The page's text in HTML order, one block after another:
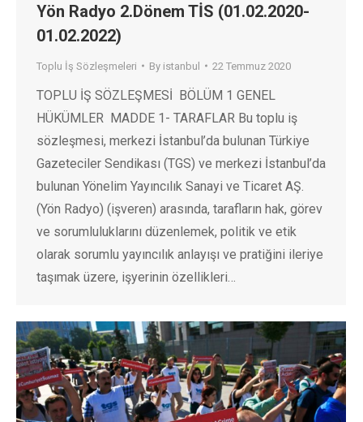
Yön Radyo 2.Dönem TİS (01.02.2020-
01.02.2022)
Toplu İş Sözleşmeleri By istanbul 22 Temmuz 2020
TOPLU İŞ SÖZLEŞMESİ BÖLÜM 1 GENEL
HÜKÜMLER MADDE 1- TARAFLAR Bu toplu iş
sözleşmesi, merkezi İstanbul’da bulunan Türkiye
Gazeteciler Sendikası (TGS) ve merkezi İstanbul’da
bulunan Yönelim Yayıncılık Sanayi ve Ticaret AŞ.
(Yön Radyo) (işveren) arasında, tarafların hak, görev
ve sorumluluklarını düzenlemek, politik ve etik
olarak sorumlu yayıncılık anlayışı ve pratiğini ileriye
taşımak üzere, işyerinin özellikleri…